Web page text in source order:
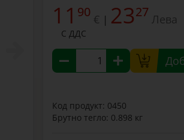
11 90 € | 2327 Лева
С ДДС
Код продукт: 0450
Брутно тегло: 0.898 кг